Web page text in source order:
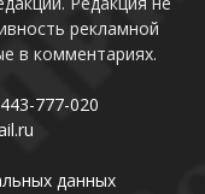
рекламной
в комментариях.
777-020
данных